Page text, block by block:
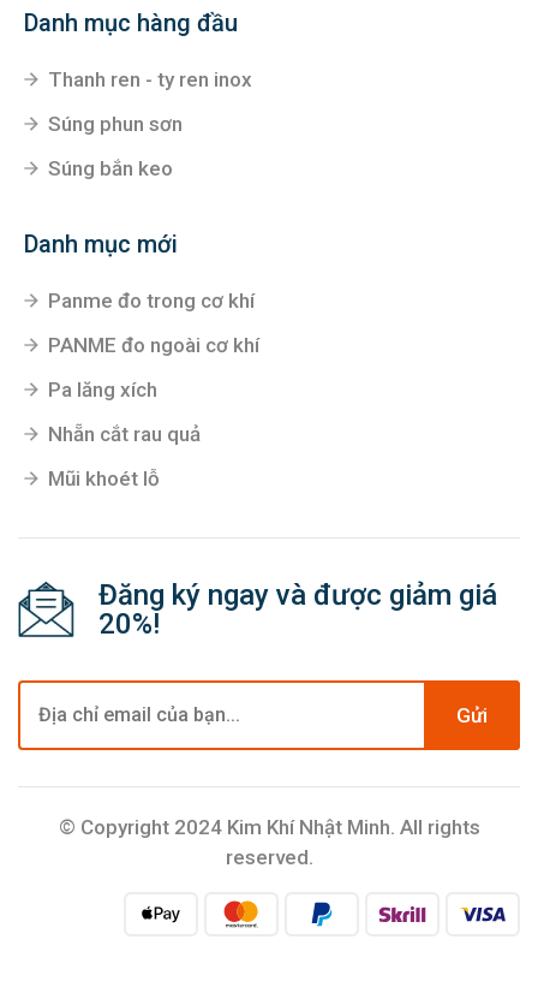
Danh mục hàng đầu
Thanh ren - ty ren inox
Súng phun sơn
Súng bắn keo
Danh mục mới
Panme đo trong cơ khí
PANME đo ngoài cơ khí
Pa lăng xích
Nhẵn cắt rau quả
Mũi khoét lỗ
Đăng ký ngay và được giảm giá
20%!
Gửi
© Copyright 2024 Kim Khí Nhật Minh. All rights
reserved.